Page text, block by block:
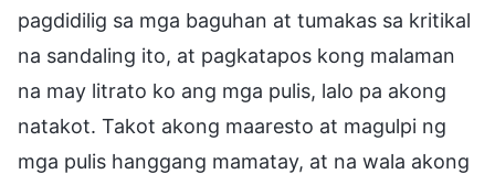
pagdidilig sa mga baguhan at tumakas sa kritikal
na sandaling ito, at pagkatapos kong malaman
na may litrato ko ang mga pulis, lalo pa akong
natakot. Takot akong maaresto at magulpi ng
mga pulis hanggang mamatay, at na wala akong